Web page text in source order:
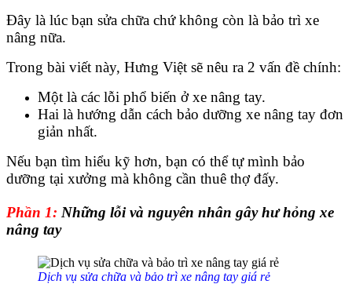
Đây là lúc bạn sửa chữa chứ không còn là bảo trì xe
nâng nữa.
Trong bài viết này, Hưng Việt sẽ nêu ra 2 vấn đề chính:
Một là các lỗi phổ biến ở xe nâng tay.
Hai là hướng dẫn cách bảo dưỡng xe nâng tay đơn
giản nhất.
Nếu bạn tìm hiểu kỹ hơn, bạn có thể tự mình bảo
dưỡng tại xưởng mà không cần thuê thợ đấy.
Phần 1: Những lỗi và nguyên nhân gây hư hỏng xe
nâng tay
Dịch vụ sửa chữa và bảo trì xe nâng tay giá rẻ